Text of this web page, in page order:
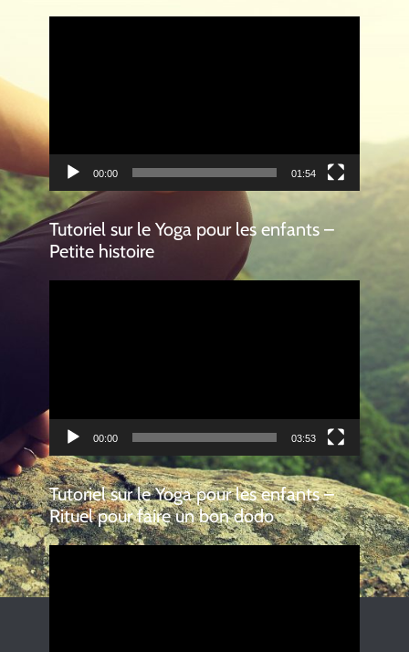
00:00 01:54
Tutoriel sur le Yoga pour les enfants –
Petite histoire
00:00 03:53
Tutoriel sur le Yoga pour les enfants –
Rituel pour faire un bon dodo
Lecteur
vidéo